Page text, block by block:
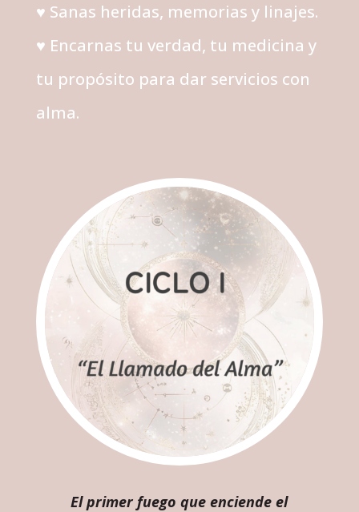
♥ Sanas heridas, memorias y linajes.
♥ Encarnas tu verdad, tu medicina y
tu propósito para dar servicios con
alma.
El primer fuego que enciende el